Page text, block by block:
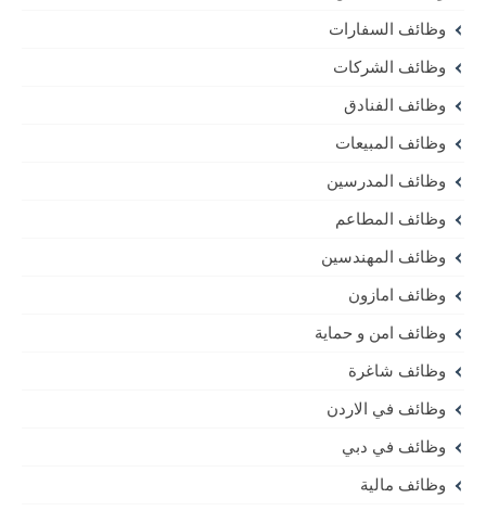
وظائف السفارات
وظائف الشركات
وظائف الفنادق
وظائف المبيعات
وظائف المدرسين
وظائف المطاعم
وظائف المهندسين
وظائف امازون
وظائف امن و حماية
وظائف شاغرة
وظائف في الاردن
وظائف في دبي
وظائف مالية